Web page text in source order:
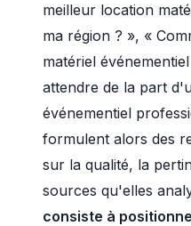
meilleur location
ma région ? », «
matériel
attendre de la part
événementiel
formulent alors des
sur la qualité, la
sources qu'elles
consiste à